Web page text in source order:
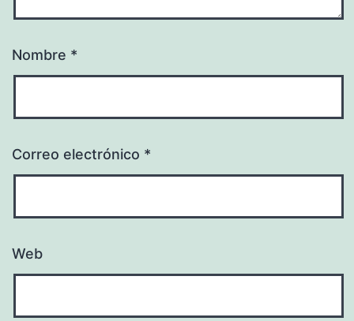
Nombre *
Correo electrónico *
Web